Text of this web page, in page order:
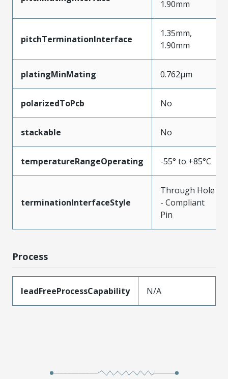
1.90mm
pitchTerminationInterface
1.35mm,
1.90mm
platingMinMating 0.762µm
polarizedToPcb No
stackable No
temperatureRangeOperating -55° to +85°C
terminationInterfaceStyle
Through Hole
- Compliant
Pin
Process
leadFreeProcessCapability N/A